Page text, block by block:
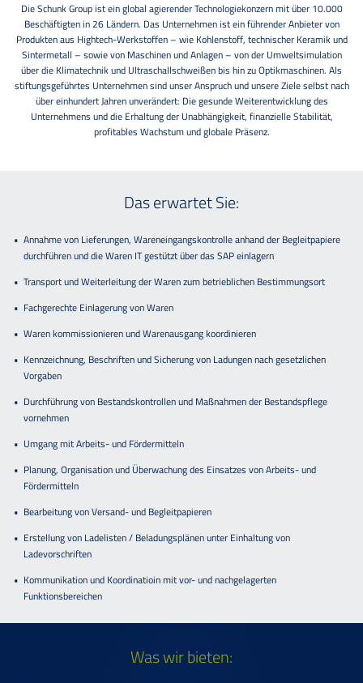
Die Schunk Group ist ein global agierender Technologiekonzern mit über 10.000
Beschäftigten in 26 Ländern. Das Unternehmen ist ein führender Anbieter von
Produkten aus Hightech-Werkstoffen – wie Kohlenstoff, technischer Keramik und
Sintermetall – sowie von Maschinen und Anlagen – von der Umweltsimulation
über die Klimatechnik und Ultraschallschweißen bis hin zu Optikmaschinen. Als
stiftungsgeführtes Unternehmen sind unser Anspruch und unsere Ziele selbst nach
über einhundert Jahren unverändert: Die gesunde Weiterentwicklung des
Unternehmens und die Erhaltung der Unabhängigkeit, finanzielle Stabilität,
profitables Wachstum und globale Präsenz.
Das erwartet Sie:
Annahme von Lieferungen, Wareneingangskontrolle anhand der Begleitpapiere
durchführen und die Waren IT gestützt über das SAP einlagern
Transport und Weiterleitung der Waren zum betrieblichen Bestimmungsort
Fachgerechte Einlagerung von Waren
Waren kommissionieren und Warenausgang koordinieren
Kennzeichnung, Beschriften und Sicherung von Ladungen nach gesetzlichen
Vorgaben
Durchführung von Bestandskontrollen und Maßnahmen der Bestandspflege
vornehmen
Umgang mit Arbeits- und Fördermitteln
Planung, Organisation und Überwachung des Einsatzes von Arbeits- und
Fördermitteln
Bearbeitung von Versand- und Begleitpapieren
Erstellung von Ladelisten / Beladungsplänen unter Einhaltung von
Ladevorschriften
Kommunikation und Koordinatioin mit vor- und nachgelagerten
Funktionsbereichen
Was wir bieten: